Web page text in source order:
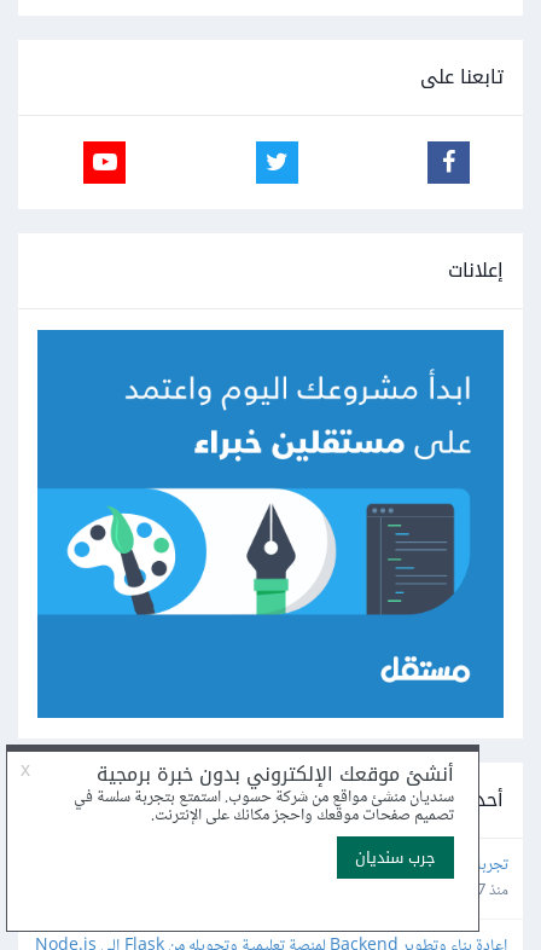
تابعنا على
إعلانات
أحدث مشاريع التطوير على مستقل
تجربة منصة وكتابة تقرير عنها
منذ 47 دقيقة